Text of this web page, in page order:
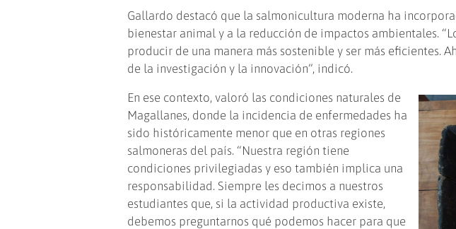
Gallardo destacó que la salmonicultura moderna ha
bienestar animal y a la reducción de impactos ambientales.
producir de una manera más sostenible y ser más eficientes.
de la investigación y la innovación”, indicó.
En ese contexto, valoró las condiciones naturales de
Magallanes, donde la incidencia de enfermedades ha
sido históricamente menor que en otras regiones
salmoneras del país. “Nuestra región tiene
condiciones privilegiadas y eso también implica una
responsabilidad. Siempre les decimos a nuestros
estudiantes que, si la actividad productiva existe,
debemos preguntarnos qué podemos hacer para que